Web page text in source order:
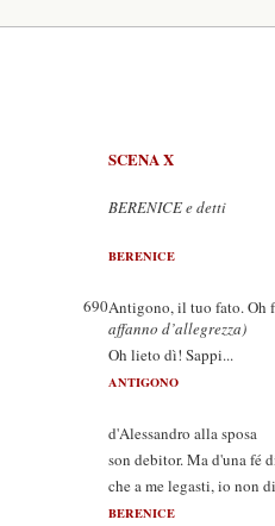
SCENA X
BERENICE e detti
BERENICE
Cangiò
690Antigono, il tuo fato. Oh
affanno d’allegrezza)
Oh lieto dì! Sappi...
ANTIGONO
Già so di
d'Alessandro alla sposa
son debitor. Ma d'una fé
che a me legasti, io non
BERENICE